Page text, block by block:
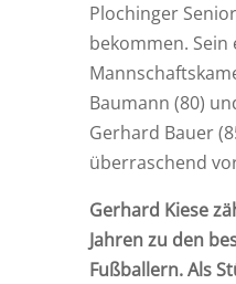
Plochinger
bekommen. Sein
Baumann (80)
Gerhard Bauer
überraschend
Gerhard Kiese
Jahren zu den
Fußballern. Als